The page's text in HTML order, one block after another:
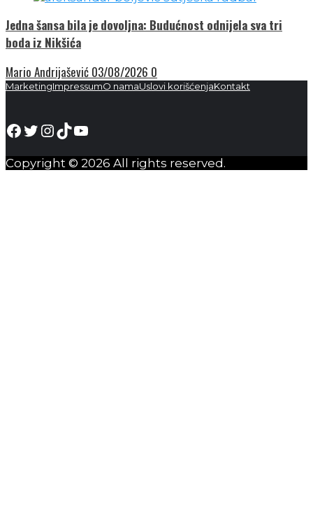
Jedna šansa bila je dovoljna: Budućnost odnijela sva tri
boda iz Nikšića
Mario Andrijašević 03/08/2026 0
MarketingImpressumO namaUslovi korišćenjaKontakt
Facebook
Twitter
Instagram
TikTok
YouTube
Copyright © 2026 All rights reserved.